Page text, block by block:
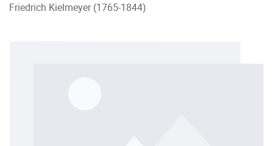
Friedrich Kielmeyer (1765-1844)